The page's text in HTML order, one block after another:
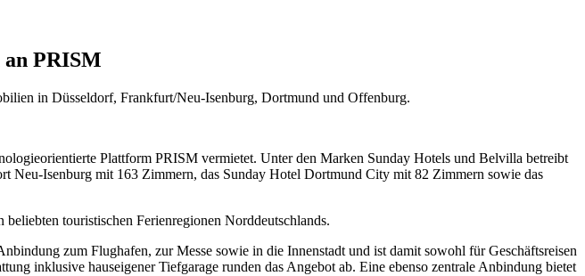
PRISM
in Düsseldorf, Frankfurt/Neu-Isenburg, Dortmund und Offenburg.
Plattform PRISM vermietet. Unter den Marken Sunday Hotels und Belvilla betreibt
Isenburg mit 163 Zimmern, das Sunday Hotel Dortmund City mit 82 Zimmern sowie das
beliebten touristischen Ferienregionen Norddeutschlands.
zum Flughafen, zur Messe sowie in die Innenstadt und ist damit sowohl für Geschäftsreisen
inklusive hauseigener Tiefgarage runden das Angebot ab. Eine ebenso zentrale Anbindung bietet